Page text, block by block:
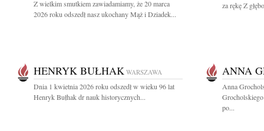
Z wielkim smutkiem zawiadamiamy, że 20 marca
2026 roku odszedł nasz ukochany Mąż i Dziadek...
za rękę Z
HENRYK BUŁHAK WARSZAWA
Dnia 1 kwietnia 2026 roku odszedł w wieku 96 lat
Henryk Bułhak dr nauk historycznych...
ANNA
Anna
po...